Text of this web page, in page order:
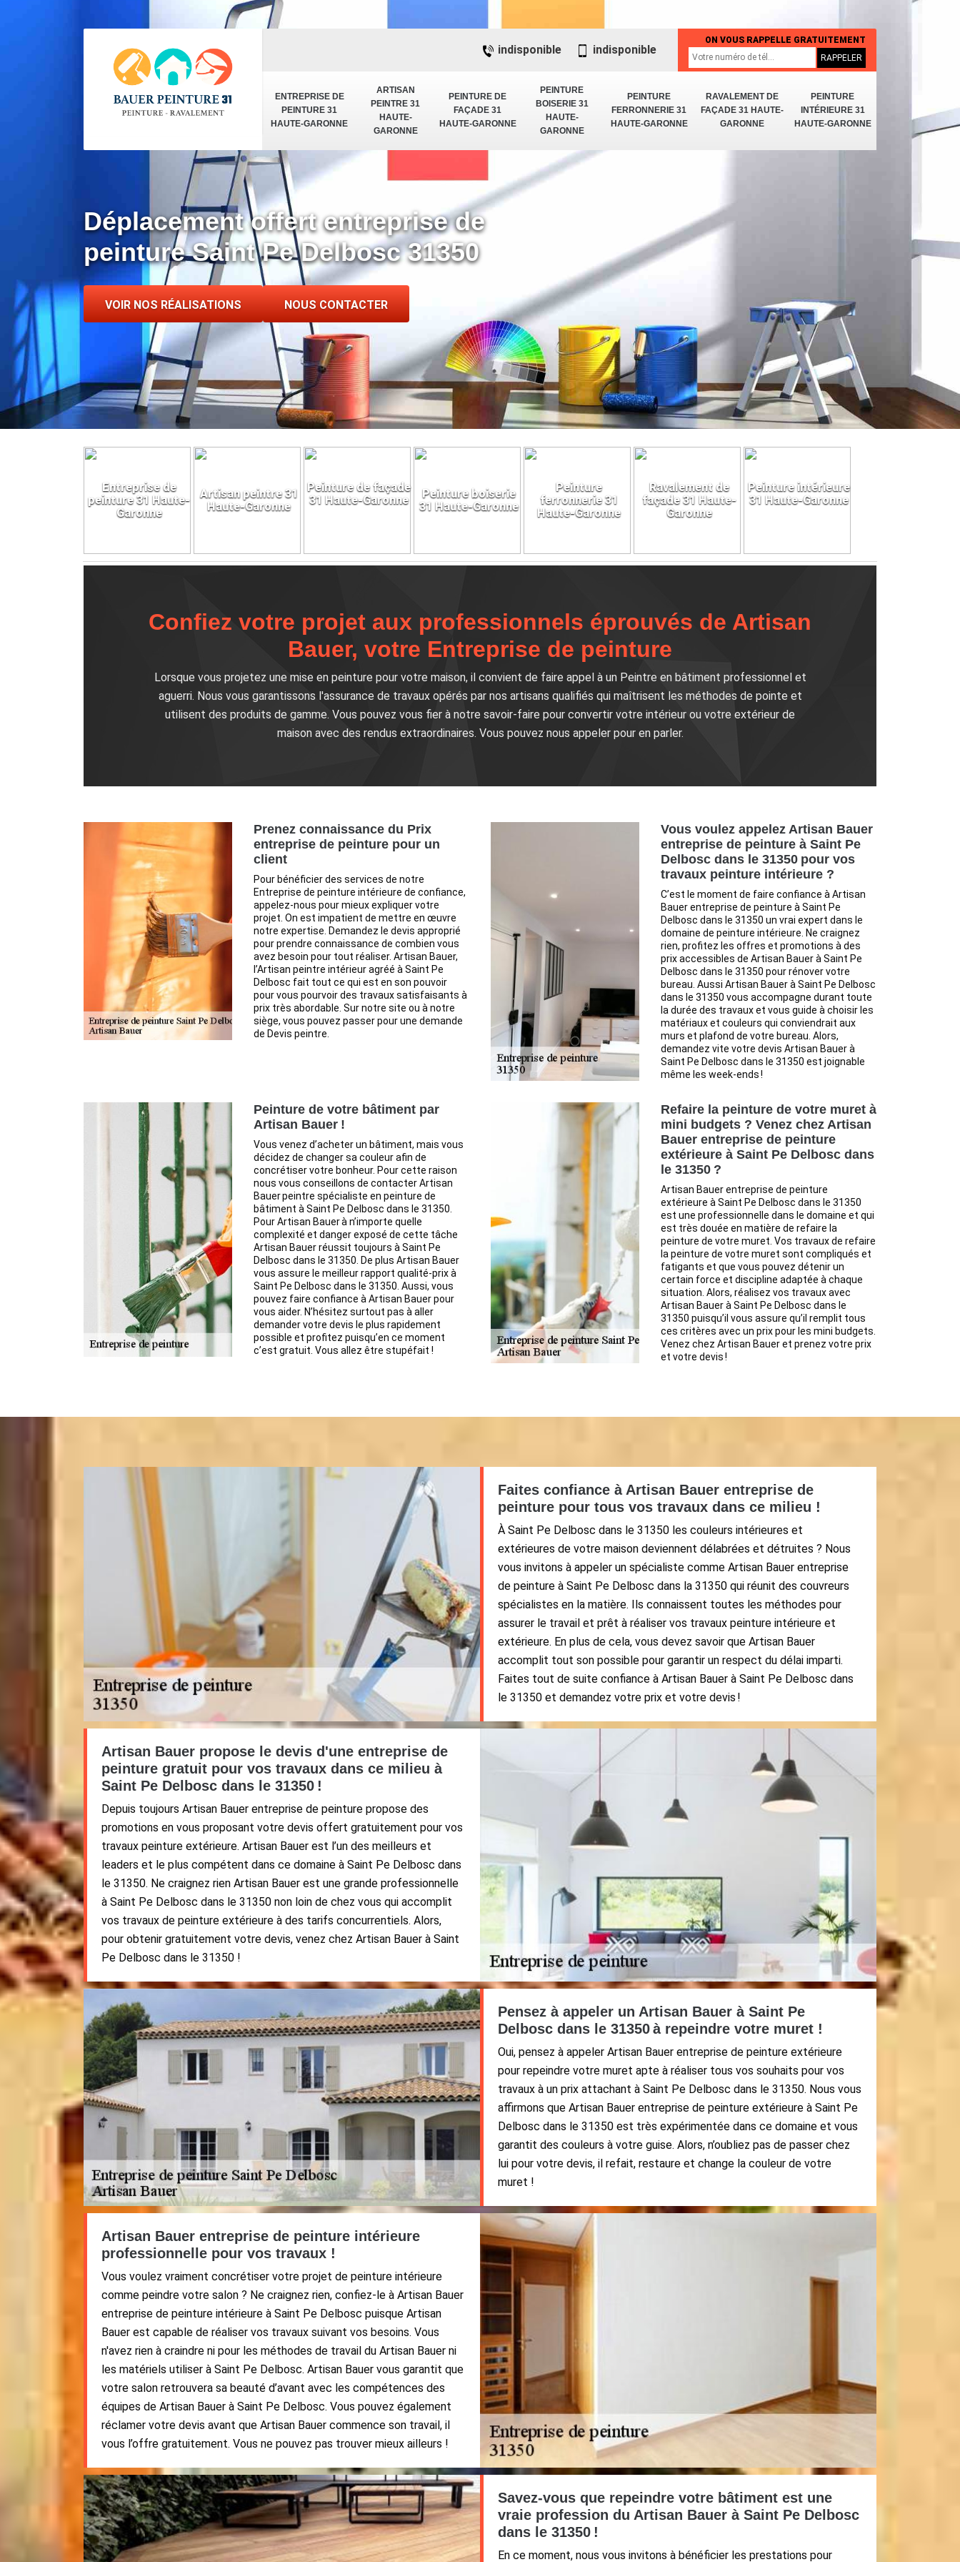
ENTREPRISE DE
PEINTURE 31
HAUTE-GARONNE
ARTISAN
PEINTRE 31
HAUTE-
GARONNE
PEINTURE DE
FAÇADE 31
HAUTE-GARONNE
PEINTURE
BOISERIE 31
HAUTE-
GARONNE
PEINTURE
FERRONNERIE 31
HAUTE-GARONNE
RAVALEMENT DE
FAÇADE 31 HAUTE-
GARONNE
PEINTURE
INTÉRIEURE 31
HAUTE-GARONNE
indisponible indisponible
ON VOUS RAPPELLE GRATUITEMENT
Déplacement offert entreprise de
peinture Saint Pe Delbosc 31350
VOIR NOS RÉALISATIONS NOUS CONTACTER
Entreprise de
peinture 31 Haute-
Garonne
Artisan peintre 31
Haute-Garonne
Peinture de façade
31 Haute-Garonne
Peinture boiserie
31 Haute-Garonne
Peinture
ferronnerie 31
Haute-Garonne
Ravalement de
façade 31 Haute-
Garonne
Peinture intérieure
31 Haute-Garonne
Confiez votre projet aux professionnels éprouvés de Artisan
Bauer, votre Entreprise de peinture
Lorsque vous projetez une mise en peinture pour votre maison, il convient de faire appel à un Peintre en bâtiment professionnel et
aguerri. Nous vous garantissons l'assurance de travaux opérés par nos artisans qualifiés qui maîtrisent les méthodes de pointe et
utilisent des produits de gamme. Vous pouvez vous fier à notre savoir-faire pour convertir votre intérieur ou votre extérieur de
maison avec des rendus extraordinaires. Vous pouvez nous appeler pour en parler.
Prenez connaissance du Prix
entreprise de peinture pour un
client
Pour bénéficier des services de notre
Entreprise de peinture intérieure de confiance,
appelez-nous pour mieux expliquer votre
projet. On est impatient de mettre en œuvre
notre expertise. Demandez le devis approprié
pour prendre connaissance de combien vous
avez besoin pour tout réaliser. Artisan Bauer,
l’Artisan peintre intérieur agréé à Saint Pe
Delbosc fait tout ce qui est en son pouvoir
pour vous pourvoir des travaux satisfaisants à
prix très abordable. Sur notre site ou à notre
siège, vous pouvez passer pour une demande
de Devis peintre.
Vous voulez appelez Artisan Bauer
entreprise de peinture à Saint Pe
Delbosc dans le 31350 pour vos
travaux peinture intérieure ?
C’est le moment de faire confiance à Artisan
Bauer entreprise de peinture à Saint Pe
Delbosc dans le 31350 un vrai expert dans le
domaine de peinture intérieure. Ne craignez
rien, profitez les offres et promotions à des
prix accessibles de Artisan Bauer à Saint Pe
Delbosc dans le 31350 pour rénover votre
bureau. Aussi Artisan Bauer à Saint Pe Delbosc
dans le 31350 vous accompagne durant toute
la durée des travaux et vous guide à choisir les
matériaux et couleurs qui conviendrait aux
murs et plafond de votre bureau. Alors,
demandez vite votre devis Artisan Bauer à
Saint Pe Delbosc dans le 31350 est joignable
même les week-ends !
Peinture de votre bâtiment par
Artisan Bauer !
Vous venez d’acheter un bâtiment, mais vous
décidez de changer sa couleur afin de
concrétiser votre bonheur. Pour cette raison
nous vous conseillons de contacter Artisan
Bauer peintre spécialiste en peinture de
bâtiment à Saint Pe Delbosc dans le 31350.
Pour Artisan Bauer à n’importe quelle
complexité et danger exposé de cette tâche
Artisan Bauer réussit toujours à Saint Pe
Delbosc dans le 31350. De plus Artisan Bauer
vous assure le meilleur rapport qualité-prix à
Saint Pe Delbosc dans le 31350. Aussi, vous
pouvez faire confiance à Artisan Bauer pour
vous aider. N’hésitez surtout pas à aller
demander votre devis le plus rapidement
possible et profitez puisqu’en ce moment
c’est gratuit. Vous allez être stupéfait !
Refaire la peinture de votre muret à
mini budgets ? Venez chez Artisan
Bauer entreprise de peinture
extérieure à Saint Pe Delbosc dans
le 31350 ?
Artisan Bauer entreprise de peinture
extérieure à Saint Pe Delbosc dans le 31350
est une professionnelle dans le domaine et qui
est très douée en matière de refaire la
peinture de votre muret. Vos travaux de refaire
la peinture de votre muret sont compliqués et
fatigants et que vous pouvez détenir un
certain force et discipline adaptée à chaque
situation. Alors, réalisez vos travaux avec
Artisan Bauer à Saint Pe Delbosc dans le
31350 puisqu’il vous assure qu’il remplit tous
ces critères avec un prix pour les mini budgets.
Venez chez Artisan Bauer et prenez votre prix
et votre devis !
Faites confiance à Artisan Bauer entreprise de
peinture pour tous vos travaux dans ce milieu !
À Saint Pe Delbosc dans le 31350 les couleurs intérieures et
extérieures de votre maison deviennent délabrées et détruites ? Nous
vous invitons à appeler un spécialiste comme Artisan Bauer entreprise
de peinture à Saint Pe Delbosc dans la 31350 qui réunit des couvreurs
spécialistes en la matière. Ils connaissent toutes les méthodes pour
assurer le travail et prêt à réaliser vos travaux peinture intérieure et
extérieure. En plus de cela, vous devez savoir que Artisan Bauer
accomplit tout son possible pour garantir un respect du délai imparti.
Faites tout de suite confiance à Artisan Bauer à Saint Pe Delbosc dans
le 31350 et demandez votre prix et votre devis !
Artisan Bauer propose le devis d'une entreprise de
peinture gratuit pour vos travaux dans ce milieu à
Saint Pe Delbosc dans le 31350 !
Depuis toujours Artisan Bauer entreprise de peinture propose des
promotions en vous proposant votre devis offert gratuitement pour vos
travaux peinture extérieure. Artisan Bauer est l’un des meilleurs et
leaders et le plus compétent dans ce domaine à Saint Pe Delbosc dans
le 31350. Ne craignez rien Artisan Bauer est une grande professionnelle
à Saint Pe Delbosc dans le 31350 non loin de chez vous qui accomplit
vos travaux de peinture extérieure à des tarifs concurrentiels. Alors,
pour obtenir gratuitement votre devis, venez chez Artisan Bauer à Saint
Pe Delbosc dans le 31350 !
Pensez à appeler un Artisan Bauer à Saint Pe
Delbosc dans le 31350 à repeindre votre muret !
Oui, pensez à appeler Artisan Bauer entreprise de peinture extérieure
pour repeindre votre muret apte à réaliser tous vos souhaits pour vos
travaux à un prix attachant à Saint Pe Delbosc dans le 31350. Nous vous
affirmons que Artisan Bauer entreprise de peinture extérieure à Saint Pe
Delbosc dans le 31350 est très expérimentée dans ce domaine et vous
garantit des couleurs à votre guise. Alors, n’oubliez pas de passer chez
lui pour votre devis, il refait, restaure et change la couleur de votre
muret !
Artisan Bauer entreprise de peinture intérieure
professionnelle pour vos travaux !
Vous voulez vraiment concrétiser votre projet de peinture intérieure
comme peindre votre salon ? Ne craignez rien, confiez-le à Artisan Bauer
entreprise de peinture intérieure à Saint Pe Delbosc puisque Artisan
Bauer est capable de réaliser vos travaux suivant vos besoins. Vous
n'avez rien à craindre ni pour les méthodes de travail du Artisan Bauer ni
les matériels utiliser à Saint Pe Delbosc. Artisan Bauer vous garantit que
votre salon retrouvera sa beauté d’avant avec les compétences des
équipes de Artisan Bauer à Saint Pe Delbosc. Vous pouvez également
réclamer votre devis avant que Artisan Bauer commence son travail, il
vous l’offre gratuitement. Vous ne pouvez pas trouver mieux ailleurs !
Savez-vous que repeindre votre bâtiment est une
vraie profession du Artisan Bauer à Saint Pe Delbosc
dans le 31350 !
En ce moment, nous vous invitons à bénéficier les prestations pour